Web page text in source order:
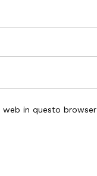
in questo